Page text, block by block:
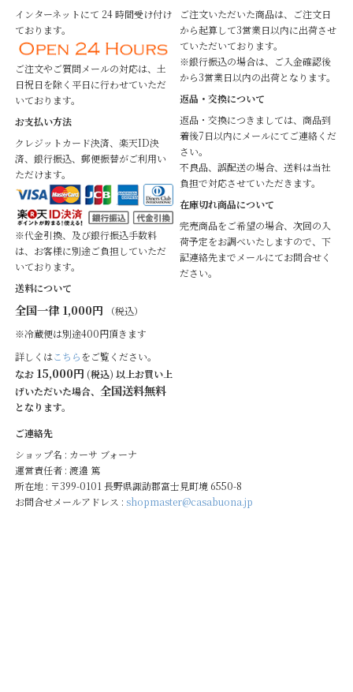
インターネットにて 24 時間受け付け
ております。
ご注文やご質問メールの対応は、土
日祝日を除く平日に行わせていただ
いております。
お支払い方法
クレジットカード決済、楽天ID決
済、銀行振込、郵便振替がご利用い
ただけます。
※代金引換、及び銀行振込手数料
は、お客様に別途ご負担していただ
いております。
送料について
全国一律 1,000円 （税込）
※冷蔵便は別途400円頂きます
詳しくはこちらをご覧ください。
なお 15,000円 (税込) 以上お買い上
げいただいた場合、 全国送料無料
となります。
ご注文いただいた商品は、ご注文日
から起算して3営業日以内に出荷させ
ていただいております。
※銀行振込の場合は、ご入金確認後
から3営業日以内の出荷となります。
返品・交換について
返品・交換につきましては、商品到
着後7日以内にメールにてご連絡くだ
さい。
不良品、誤配送の場合、送料は当社
負担で対応させていただきます。
在庫切れ商品について
完売商品をご希望の場合、次回の入
荷予定をお調べいたしますので、下
記連絡先までメールにてお問合せく
ださい。
ご連絡先
ショップ名 : カーサ ブォーナ
運営責任者 : 渡邉 篤
所在地 : 〒399-0101 長野県諏訪郡富士見町境 6550-8
お問合せメールアドレス : shopmaster@casabuona.jp